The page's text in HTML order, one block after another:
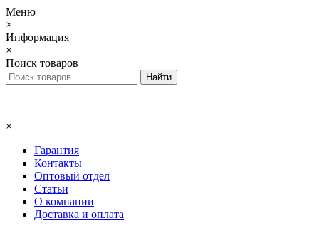
Меню
×
Информация
×
Поиск товаров
×
Гарантия
Контакты
Оптовый отдел
Статьи
О компании
Доставка и оплата